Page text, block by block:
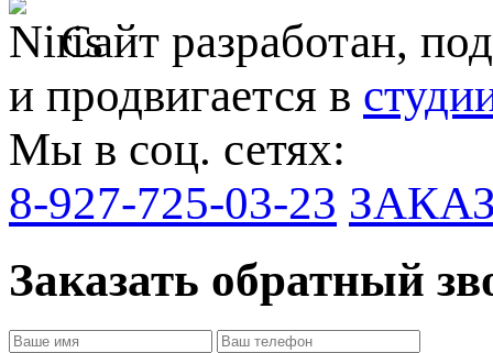
Сайт разработан,
и продвигается в
Мы в соц. сетях:
8-927-725-03-23
Заказать обратный